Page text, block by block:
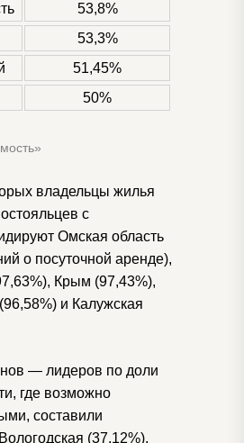
53,8%
53,3%
51,45%
50%
владельцы жилья
с
Омская область
о посуточной аренде),
Крым (97,43%),
и Калужская
— лидеров по доли
где возможно
составили
(37,12%),